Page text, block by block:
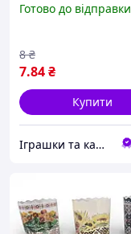
00053130-3
Готово до відправки
7.84₴
8 ₴
Купити
Іграшки та канцтовари "Плюшево"